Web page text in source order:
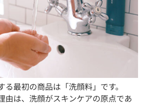
る最初の商品は「洗顔料」です。
由は、洗顔がスキンケアの原点であ